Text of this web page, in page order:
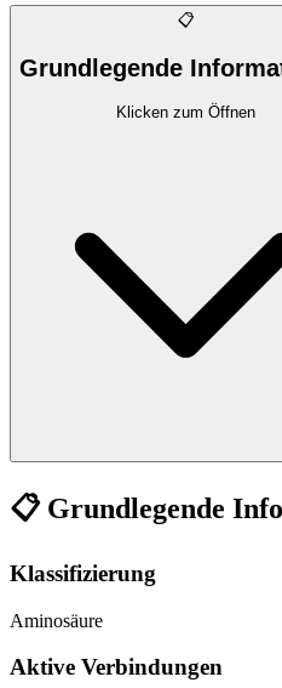
📋
Grundlegende
Klicken zum Öffnen
📋 Grundlegende
Klassifizierung
Aminosäure
Aktive Verbindungen